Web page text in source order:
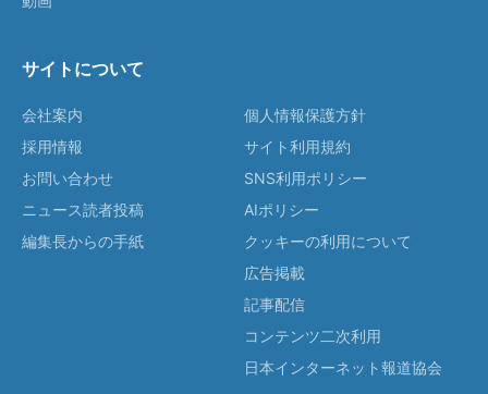
サイトについて
会社案内
採用情報
お問い合わせ
ニュース読者投稿
編集長からの手紙
個人情報保護方針
サイト利用規約
SNS利用ポリシー
AIポリシー
クッキーの利用について
広告掲載
記事配信
コンテンツ二次利用
日本インターネット報道協会